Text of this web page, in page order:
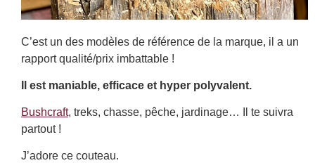
C’est un des modèles de référence de la marque, il a un
rapport qualité/prix imbattable !
Il est maniable, efficace et hyper polyvalent.
Bushcraft, treks, chasse, pêche, jardinage… Il te suivra
partout !
J’adore ce couteau.